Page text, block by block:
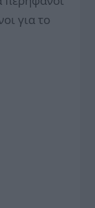
για το